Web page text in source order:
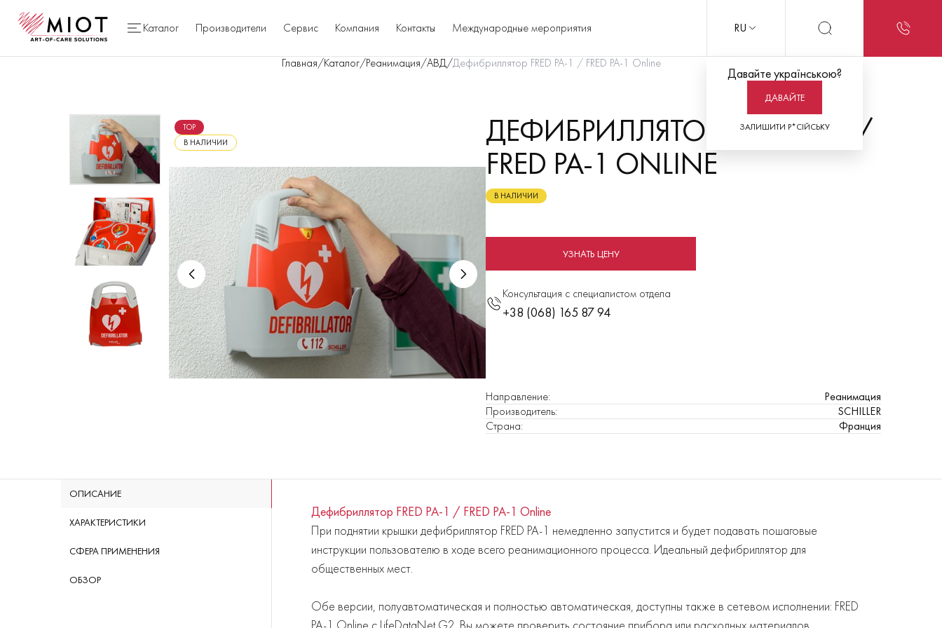
Каталог Производители Сервис Компания Контакты Международные мероприятия RU
Давайте українською?
ДАВАЙТЕ
ЗАЛИШИТИ Р*СІЙСЬКУ
Главная/Каталог/Реанимация/АВД/Дефибриллятор FRED PA-1 / FRED PA-1 Online
TOP
В НАЛИЧИИ
ДЕФИБРИЛЛЯТОР FRED PA-1 /
FRED PA-1 ONLINE
В НАЛИЧИИ
УЗНАТЬ ЦЕНУ
Консультация с специалистом отдела
+38 (068) 165 87 94
Направление:
Реанимация
Производитель:
SCHILLER
Страна: Франция
ОПИСАНИЕ
ХАРАКТЕРИСТИКИ
СФЕРА ПРИМЕНЕНИЯ
ОБЗОР
Дефибриллятор FRED PA-1 / FRED PA-1 Online
При поднятии крышки дефибриллятор FRED PA-1 немедленно запустится и будет подавать пошаговые
инструкции пользователю в ходе всего реанимационного процесса. Идеальный дефибриллятор для
общественных мест.
Обе версии, полуавтоматическая и полностью автоматическая, доступны также в сетевом исполнении: FRED